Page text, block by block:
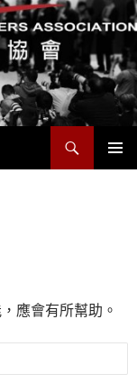
應會有所幫助。